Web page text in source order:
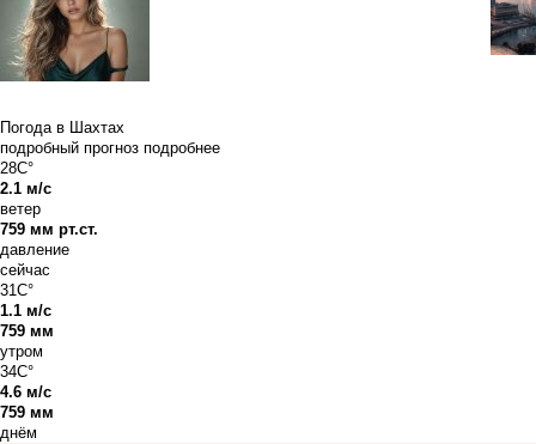
Погода в Шахтах
подробный прогноз подробнее
28C°
2.1 м/с
ветер
759 мм рт.ст.
давление
сейчас
31C°
1.1 м/с
759 мм
утром
34C°
4.6 м/с
759 мм
днём